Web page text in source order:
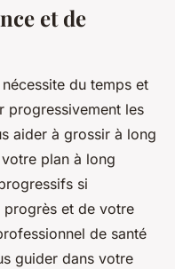
et de
du temps et
progressivement les
aider à grossir à long
plan à long
si
progrès et de votre
de santé
guider dans votre